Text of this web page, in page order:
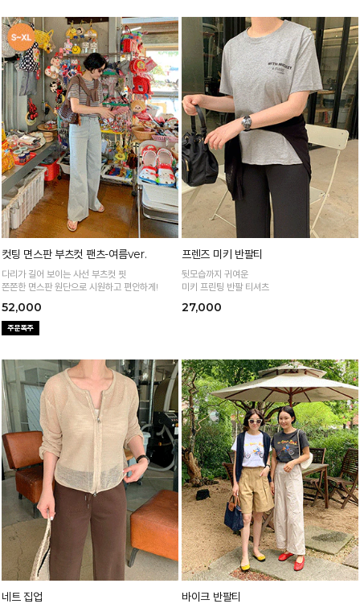
컷팅 면스판 부츠컷 팬츠-여름ver.
다리가 길어 보이는 사선 부츠컷 핏
쫀쫀한 면스판 원단으로 시원하고 편안하게!
52,000
프렌즈 미키 반팔티
뒷모습까지 귀여운
미키 프린팅 반팔 티셔츠
27,000
네트 집업 바이크 반팔티